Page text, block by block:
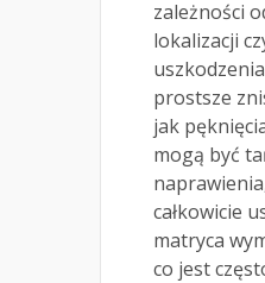
zależności
lokalizacji
prostsze
jak
mogą być
całkowicie
matryca
co jest